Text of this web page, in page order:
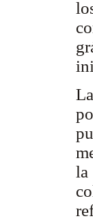
la